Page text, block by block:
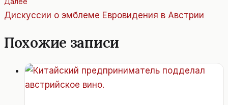
Дискуссии о эмблеме Евровидения в Австрии
Похожие записи